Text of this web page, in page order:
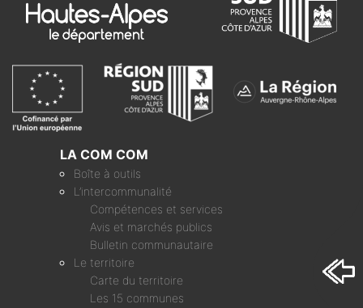
LA COM COM
Boîte à outils
L’intercommunalité
Compétences et services
Avis et marchés publics
Bulletin communautaire
Le territoire
Carte du territoire
Les 15 communes